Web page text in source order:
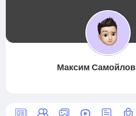
Максим Самойлов